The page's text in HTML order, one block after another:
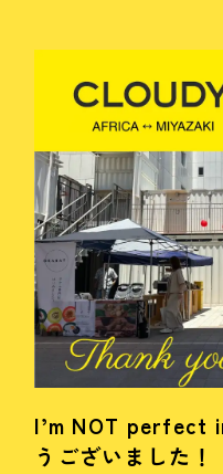
I’m NOT perfect
うございました！